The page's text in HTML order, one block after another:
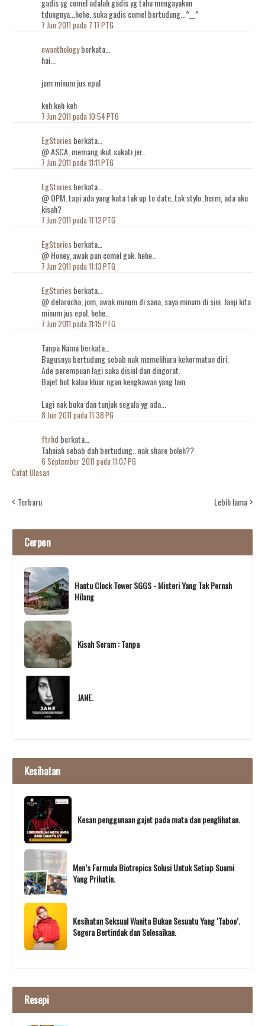
gadis yg comel adalah gadis yg tahu mengayakan
tdungnya...hehe..suka gadis comel bertudung...^__^
7 Jun 2011 pada 7:17 PTG
ewanthologyberkata…
hai...
jom minum jus epal
keh keh keh
7 Jun 2011 pada 10:54 PTG
EgStoriesberkata…
@ ASCA, memang ikut sukati jer..
7 Jun 2011 pada 11:11 PTG
EgStoriesberkata…
@ OPM, tapi ada yang kata tak up to date..tak stylo..herm, ada aku
kisah?
7 Jun 2011 pada 11:12 PTG
EgStoriesberkata…
@ Honey, awak pun comel gak. hehe..
7 Jun 2011 pada 11:13 PTG
EgStoriesberkata…
@ delarocha, jom, awak minum di sana, saya minum di sini. Janji kita
minum jus epal. hehe..
7 Jun 2011 pada 11:15 PTG
Tanpa Nama berkata…
Bagusnya bertudung sebab nak memelihara kehormatan diri.
Ade perempuan lagi suka disiul dan dingorat.
Bajet hot kalau kluar ngan kengkawan yang lain.
Lagi nak buka dan tunjuk segala yg ada...
8 Jun 2011 pada 11:38 PG
ftrhd berkata…
Tahniah sebab dah bertudung.. nak share boleh??
6 September 2011 pada 11:07 PG
Catat Ulasan
Terbaru Lebih lama
Cerpen
Hantu Clock Tower SGGS - Misteri Yang Tak Pernah
Hilang
Kisah Seram : Tanpa
JANE.
Kesihatan
Kesan penggunaan gajet pada mata dan penglihatan.
Men’s Formula Biotropics Solusi Untuk Setiap Suami
Yang Prihatin.
Kesihatan Seksual Wanita Bukan Sesuatu Yang ‘Taboo’.
Segera Bertindak dan Selesaikan.
Resepi